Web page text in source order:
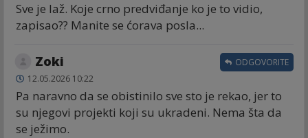
Sve je laž. Koje crno predviđanje ko je to vidio,
zapisao?? Manite se ćorava posla...
Zoki
12.05.2026 10:22
Pa naravno da se obistinilo sve sto je rekao, jer to
su njegovi projekti koji su ukradeni. Nema šta da
se ježimo.
ODGOVORITE